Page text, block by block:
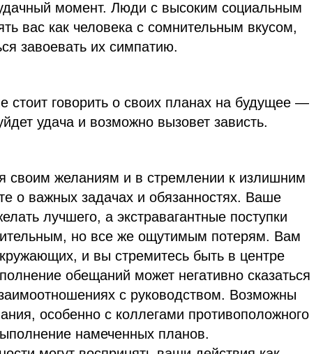
момент. Люди с высоким социальным
вас как человека с сомнительным вкусом,
завоевать их симпатию.
стоит говорить о своих планах на будущее —
удача и возможно вызовет зависть.
своим желаниям и в стремлении к излишним
о важных задачах и обязанностях. Ваше
лучшего, а экстравагантные поступки
но все же ощутимым потерям. Вам
и вы стремитесь быть в центре
обещаний может негативно сказаться
с руководством. Возможны
особенно с коллегами противоположного
намеченных планов.